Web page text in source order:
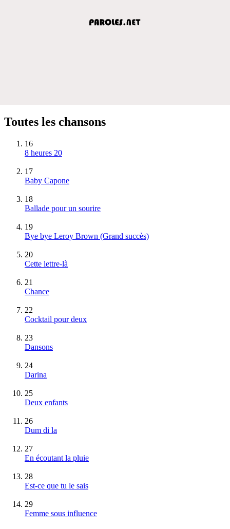
Toutes les chansons
16
8 heures 20
17
Baby Capone
18
Ballade pour un sourire
19
Bye bye Leroy Brown (Grand succès)
20
Cette lettre-là
21
Chance
22
Cocktail pour deux
23
Dansons
24
Darina
25
Deux enfants
26
Dum di la
27
En écoutant la pluie
28
Est-ce que tu le sais
29
Femme sous influence